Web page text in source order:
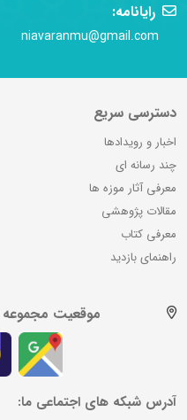
رایانامه:
niavaranmu@gmail.com
دسترسی سریع
اخبار و رویدادها
چند رسانه ای
معرفی آثار موزه ها
مقالات پژوهشی
معرفی کتاب
راهنمای بازدید
موقعیت مجموعه
آدرس شبکه های اجتماعی ما: